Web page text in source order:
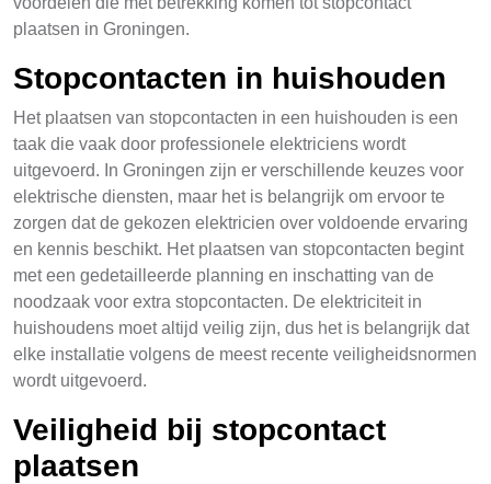
plaatsen in Groningen.
Stopcontacten in huishouden
Het plaatsen van stopcontacten in een huishouden is een
taak die vaak door professionele elektriciens wordt
uitgevoerd. In Groningen zijn er verschillende keuzes voor
elektrische diensten, maar het is belangrijk om ervoor te
zorgen dat de gekozen elektricien over voldoende ervaring
en kennis beschikt. Het plaatsen van stopcontacten begint
met een gedetailleerde planning en inschatting van de
noodzaak voor extra stopcontacten. De elektriciteit in
huishoudens moet altijd veilig zijn, dus het is belangrijk dat
elke installatie volgens de meest recente veiligheidsnormen
wordt uitgevoerd.
Veiligheid bij stopcontact
plaatsen